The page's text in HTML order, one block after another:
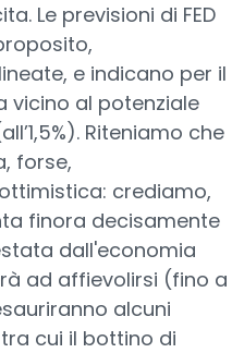
Le previsioni di FED
e indicano per il
vicino al potenziale
Riteniamo che
forse,
crediamo,
finora decisamente
dall'economia
ad affievolirsi (fino a
alcuni
cui il bottino di